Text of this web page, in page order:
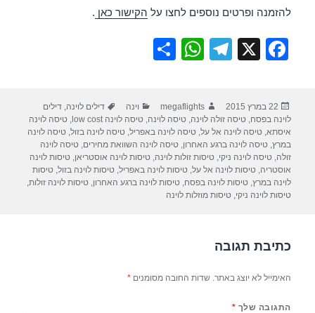
להזמנה ופרטים נוספים לחצו על הקישור כאן .
F
e
b
o
o
k
X
T
gr
a
m
W
s
A
p
p
e
פורסם
בתאריך
22 במרץ 2015 מחבר
megaflights קטגוריות
וינה תגיות
דילים לוינה,דילים
לוינה בפסח,טיסה זולה לוינה,טיסה לוינה,טיסה לוינה low cost ,טיסה לוינה
איסתא,טיסה לוינה אל על,טיסה לוינה באפריל,טיסה לוינה בזול,טיסה לוינה
במרץ,טיסה לוינה ברגע האחרון,טיסה לוינה השוואת מחירים,טיסה לוינה
זולה,טיסה לוינה ניקי,טיסות זולות לוינה,טיסות לוינה אוסטריאן,טיסות לוינה
אוסטריה,טיסות לוינה אל על,טיסות לוינה באפריל,טיסות לוינה בזול,טיסות
לוינה במרץ,טיסות לוינה בפסח,טיסות לוינה ברגע האחרון,טיסות לוינה זולות,
טיסות לוינה ניקי,טיסות מוזלות לוינה
כתיבת תגובה
האימייל לא יוצג באתר. שדות החובה מסומנים*
התגובה שלך *